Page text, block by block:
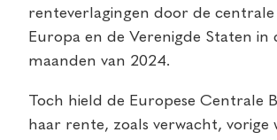
renteverlagingen door de centrale
Europa en de Verenigde Staten in
maanden van 2024.
Toch hield de Europese Centrale
haar rente, zoals verwacht, vorige